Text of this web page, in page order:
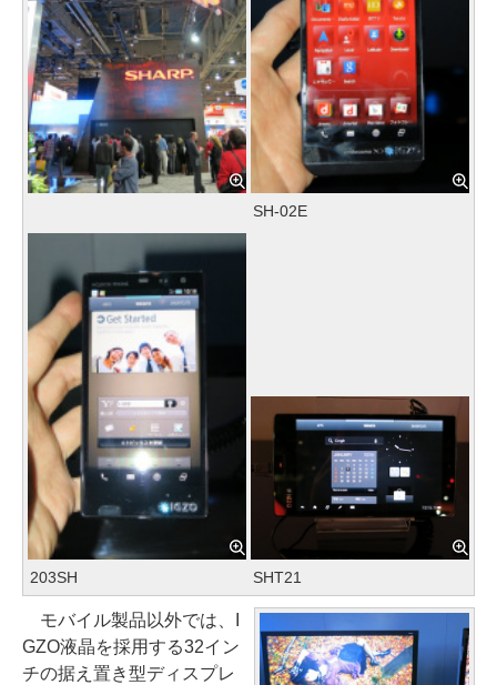
SH-02E
203SH SHT21
モバイル製品以外では、I
GZO液晶を採用する32イン
チの据え置き型ディスプレ